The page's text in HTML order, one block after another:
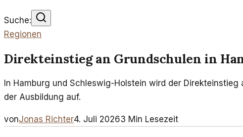
Suche:
Regionen
Direkteinstieg an Grundschulen in
In Hamburg und Schleswig-Holstein wird der
der Ausbildung auf.
vonJonas Richter4. Juli 20263 Min Lesezeit